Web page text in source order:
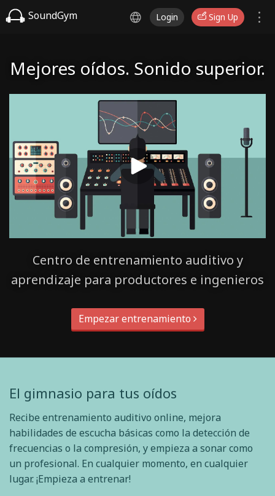
SoundGym Login Sign Up
Mejores oídos. Sonido superior.
Centro de entrenamiento auditivo y
aprendizaje para productores e ingenieros
Empezar entrenamiento
El gimnasio para tus oídos
Recibe entrenamiento auditivo online, mejora
habilidades de escucha básicas como la detección de
frecuencias o la compresión, y empieza a sonar como
un profesional. En cualquier momento, en cualquier
lugar. ¡Empieza a entrenar!